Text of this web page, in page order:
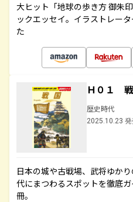
大ヒット「地球の歩き方 御朱
ックエッセイ。イラストレー
た
Ｈ０１
歴史時代
2025.10.23
日本の城や古戦場、武将ゆか
代にまつわるスポットを徹底
冊。